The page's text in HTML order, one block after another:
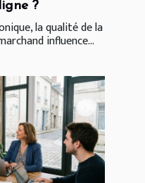
?
la qualité de la
influence...